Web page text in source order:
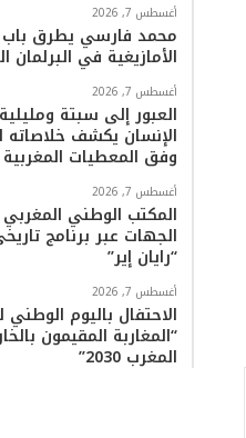
أغسطس 7, 2026
محمد فارسي يطرق باب
الأمازيغية في البرلمان
أغسطس 7, 2026
العبور إلى سبتة
وفق المعطيات المغربية
أغسطس 7, 2026
المكتب الوطني
الجهات عبر برنامج
“رايان إير”
أغسطس 7, 2026
الاحتفال باليوم
“المغاربة المقيمون
المغرب 2030”